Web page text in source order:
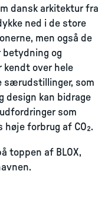
dansk arkitektur fra
ned i de store
men også de
og
kendt over hele
særudstillinger, som
design kan bidrage
som
forbrug af CO₂.
toppen af BLOX,